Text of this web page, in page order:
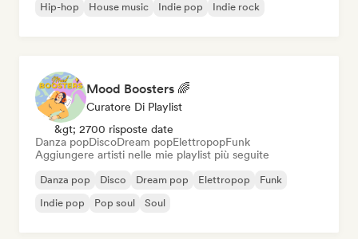
Hip-hop
House music Indie pop Indie rock
Mood Boosters 🌈
Curatore Di Playlist
&gt; 2700 risposte date
Danza popDiscoDream popElettropopFunk
Aggiungere artisti nelle mie playlist più seguite
Danza pop Disco Dream pop Elettropop
Funk
Indie pop
Pop soul Soul